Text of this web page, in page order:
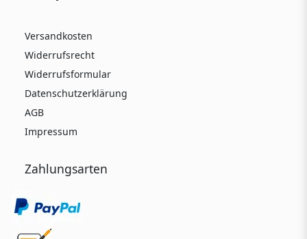
Versandkosten
Widerrufsrecht
Widerrufsformular
Datenschutzerklärung
AGB
Impressum
Zahlungsarten